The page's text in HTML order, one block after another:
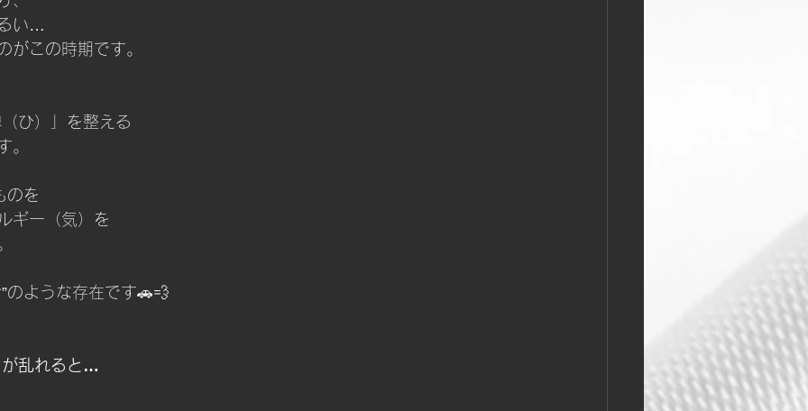
い…
がこの時期です。
ひ）」を整える
。
のを
ギー（気）を
のような存在です🚗💨
が乱れると…